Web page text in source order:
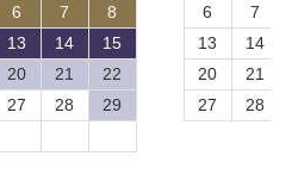
6 7
8
13 14
15
20 21
22
27 28
29
6
7
13
14
20
21
27
28